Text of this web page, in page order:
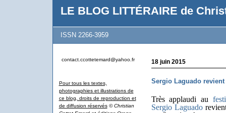
LE BLOG LITTÉRAIRE de
ISSN 2266-3959
contact.ccottetemard@yahoo.fr
Pour tous les textes,
photographies et illustrations de
ce blog, droits de reproduction et
de diffusion réservés © Christian
18 juin 2015
Sergio Laguado revient
Très applaudi au
Sergio Laguado